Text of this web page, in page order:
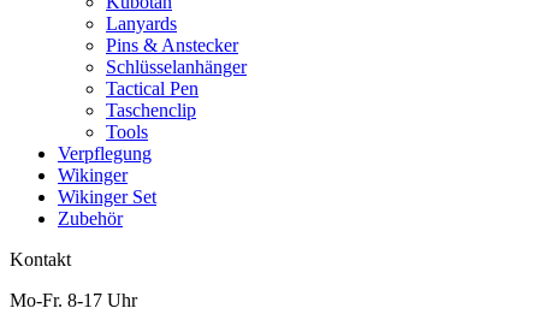
Lanyards
Pins & Anstecker
Schlüsselanhänger
Tactical Pen
Taschenclip
Tools
Verpflegung
Wikinger
Wikinger Set
Zubehör
Kontakt
Mo-Fr. 8-17 Uhr